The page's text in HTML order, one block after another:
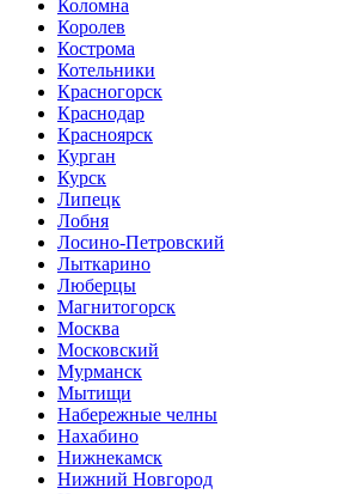
Коломна
Королев
Кострома
Котельники
Красногорск
Краснодар
Красноярск
Курган
Курск
Липецк
Лобня
Лосино-Петровский
Лыткарино
Люберцы
Магнитогорск
Москва
Московский
Мурманск
Мытищи
Набережные челны
Нахабино
Нижнекамск
Нижний Новгород